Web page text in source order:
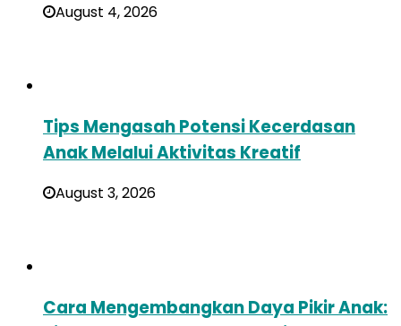
August 4, 2026
Tips Mengasah Potensi Kecerdasan
Anak Melalui Aktivitas Kreatif
August 3, 2026
Cara Mengembangkan Daya Pikir Anak: